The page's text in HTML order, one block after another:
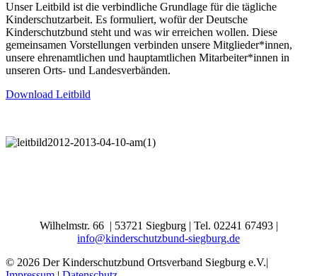
Unser Leitbild ist die verbindliche Grundlage für die tägliche
Kinderschutzarbeit. Es formuliert, wofür der Deutsche
Kinderschutzbund steht und was wir erreichen wollen. Diese
gemeinsamen Vorstellungen verbinden unsere Mitglieder*innen,
unsere ehrenamtlichen und hauptamtlichen Mitarbeiter*innen in
unseren Orts- und Landesverbänden.
Download Leitbild
Wilhelmstr. 66 | 53721 Siegburg | Tel. 02241 67493 |
info@kinderschutzbund-siegburg.de
© 2026 Der Kinderschutzbund Ortsverband Siegburg e.V.|